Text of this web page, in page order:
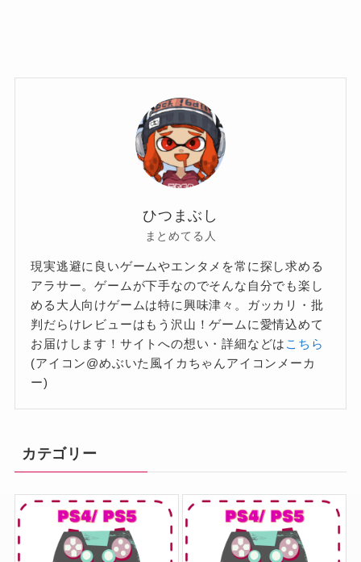
ひつまぶし
まとめてる人
現実逃避に良いゲームやエンタメを常に探し求める
アラサー。ゲームが下手なのでそんな自分でも楽し
める大人向けゲームは特に興味津々。ガッカリ・批
判だらけレビューはもう沢山！ゲームに愛情込めて
お届けします！サイトへの想い・詳細などは こちら
(アイコン@めぶいた風イカちゃんアイコンメーカ
ー)
カテゴリー